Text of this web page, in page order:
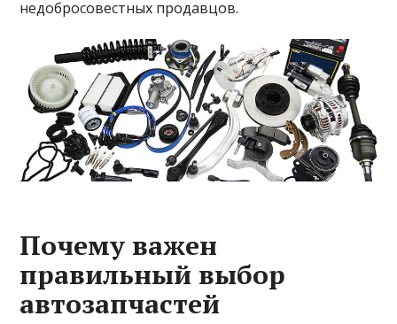
недобросовестных продавцов.
Почему важен
правильный выбор
автозапчастей